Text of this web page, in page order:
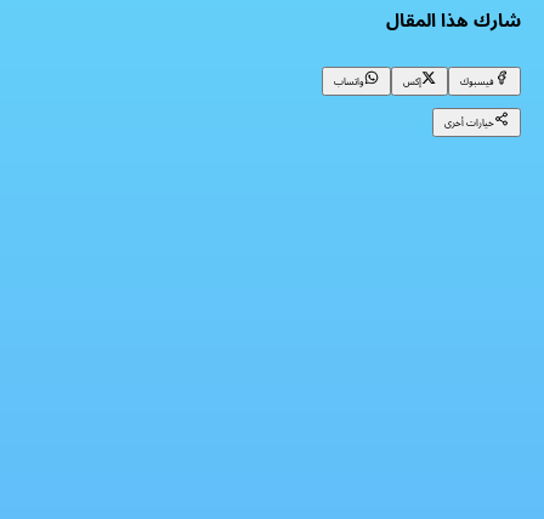
شارك هذا المقال
فيسبوك إكس
واتساب
خيارات أخرى